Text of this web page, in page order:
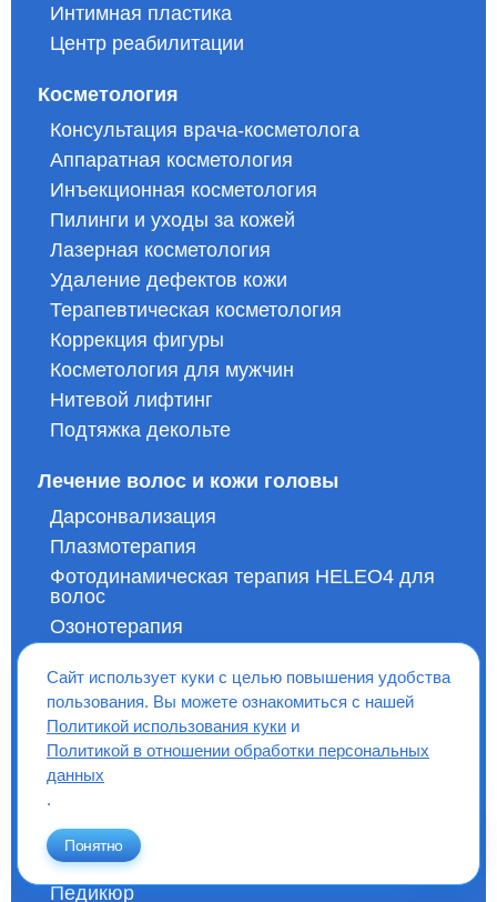
Интимная пластика
Центр реабилитации
Косметология
Консультация врача-косметолога
Аппаратная косметология
Инъекционная косметология
Пилинги и уходы за кожей
Лазерная косметология
Удаление дефектов кожи
Терапевтическая косметология
Коррекция фигуры
Косметология для мужчин
Нитевой лифтинг
Подтяжка декольте
Лечение волос и кожи головы
Дарсонвализация
Плазмотерапия
Фотодинамическая терапия HELEO4 для
волос
Озонотерапия
Себорея кожи головы
Лечение выпадения волос
Лечение волос
Мезотерапия Meso-Genesis
Маникюр и педикюр
Маникюр
Педикюр
Сайт использует куки с целью повышения удобства
пользования. Вы можете ознакомиться с нашей
Политикой использования куки и
Политикой в отношении обработки персональных
данных
.
Понятно